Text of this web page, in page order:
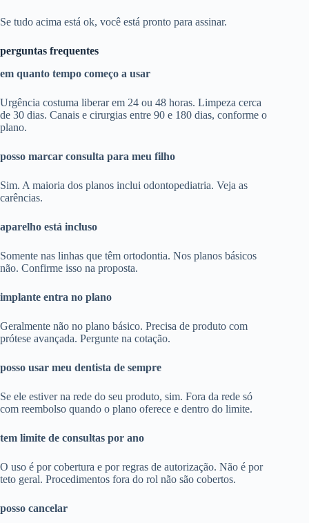
Se tudo acima está ok, você está pronto para assinar.
perguntas frequentes
em quanto tempo começo a usar
Urgência costuma liberar em 24 ou 48 horas. Limpeza cerca
de 30 dias. Canais e cirurgias entre 90 e 180 dias, conforme o
plano.
posso marcar consulta para meu filho
Sim. A maioria dos planos inclui odontopediatria. Veja as
carências.
aparelho está incluso
Somente nas linhas que têm ortodontia. Nos planos básicos
não. Confirme isso na proposta.
implante entra no plano
Geralmente não no plano básico. Precisa de produto com
prótese avançada. Pergunte na cotação.
posso usar meu dentista de sempre
Se ele estiver na rede do seu produto, sim. Fora da rede só
com reembolso quando o plano oferece e dentro do limite.
tem limite de consultas por ano
O uso é por cobertura e por regras de autorização. Não é por
teto geral. Procedimentos fora do rol não são cobertos.
posso cancelar